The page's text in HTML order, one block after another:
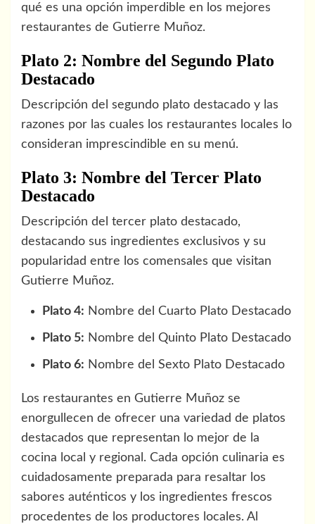
qué es una opción imperdible en los mejores
restaurantes de Gutierre Muñoz.
Plato 2: Nombre del Segundo Plato
Destacado
Descripción del segundo plato destacado y las
razones por las cuales los restaurantes locales lo
consideran imprescindible en su menú.
Plato 3: Nombre del Tercer Plato
Destacado
Descripción del tercer plato destacado,
destacando sus ingredientes exclusivos y su
popularidad entre los comensales que visitan
Gutierre Muñoz.
Plato 4: Nombre del Cuarto Plato Destacado
Plato 5: Nombre del Quinto Plato Destacado
Plato 6: Nombre del Sexto Plato Destacado
Los restaurantes en Gutierre Muñoz se
enorgullecen de ofrecer una variedad de platos
destacados que representan lo mejor de la
cocina local y regional. Cada opción culinaria es
cuidadosamente preparada para resaltar los
sabores auténticos y los ingredientes frescos
procedentes de los productores locales. Al